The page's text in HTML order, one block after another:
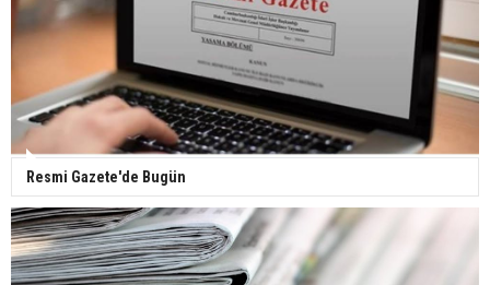
Resmi Gazete'de Bugün